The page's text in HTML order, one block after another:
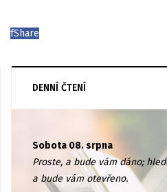
fShare
DENNÍ ČTENÍ
Sobota 08. srpna
Proste, a bude vám dáno;
a bude vám otevřeno.